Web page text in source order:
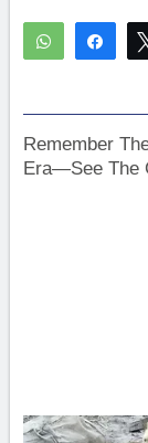
WhatsApp